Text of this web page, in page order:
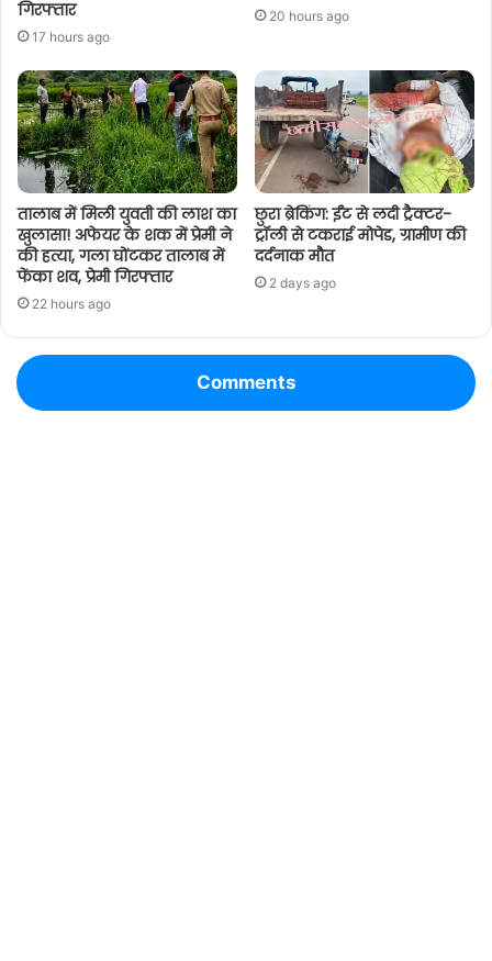
गिरफ्तार
17 hours ago
20 hours ago
तालाब में मिली युवती की लाश का
खुलासा! अफेयर के शक में प्रेमी ने
की हत्या, गला घोंटकर तालाब में
फेंका शव, प्रेमी गिरफ्तार
22 hours ago
छुरा ब्रेकिंग: ईंट से लदी ट्रैक्टर-
ट्रॉली से टकराई मोपेड, ग्रामीण की
दर्दनाक मौत
2 days ago
Comments